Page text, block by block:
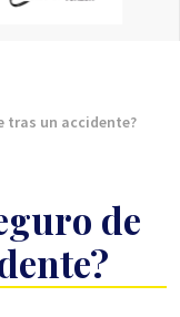
tras un accidente?
de